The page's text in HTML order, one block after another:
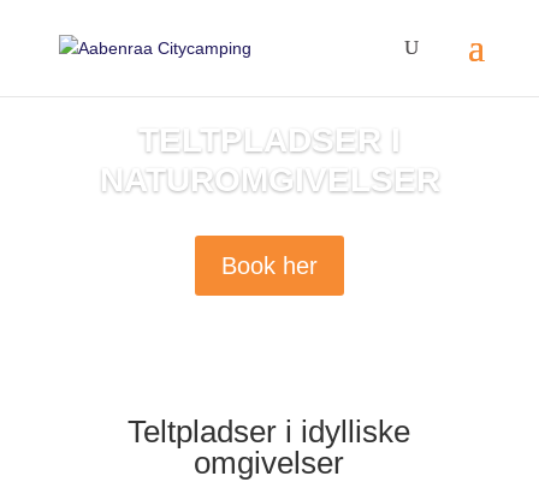
TELTPLADSER I
NATUROMGIVELSER
Book her
Teltpladser i idylliske
omgivelser